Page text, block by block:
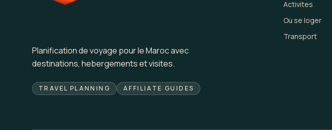
Planification de voyage pour le Maroc avec
destinations, hebergements et visites.
TRAVEL PLANNING AFFILIATE GUIDES
Activites
Ou se loger
Transport